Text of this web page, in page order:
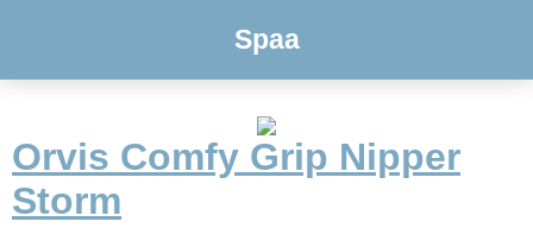
Spaa
Orvis Comfy Grip Nipper
Storm